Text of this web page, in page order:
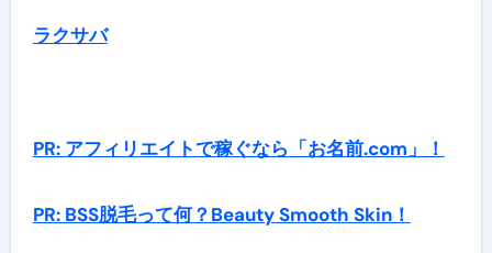
ラクサバ
PR: アフィリエイトで稼ぐなら「お名前.com」！
PR: BSS脱毛って何？Beauty Smooth Skin！